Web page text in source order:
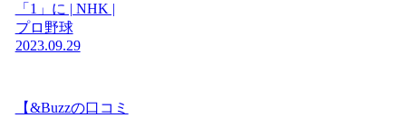
「1」に | NHK |
プロ野球
2023.09.29
【&Buzzの口コミ